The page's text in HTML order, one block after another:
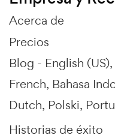
Acerca de
Precios
Blog - English (US)
French Bahasa
Dutch Polski
Historias de éxito